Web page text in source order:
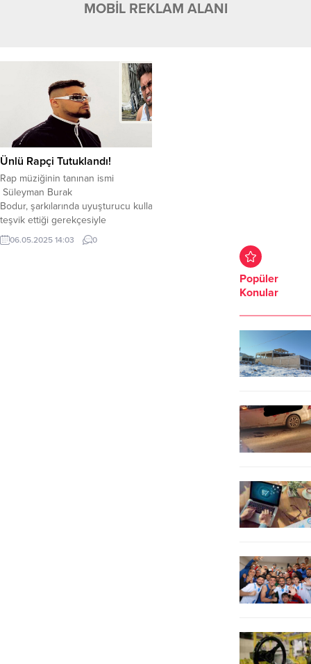
MOBİL REKLAM ALANI
Ünlü Rapçi Tutuklandı!
Rap müziğinin tanınan ismi
Süleyman Burak
Bodur, şarkılarında uyuşturucu kullanımını
teşvik ettiği gerekçesiyle
tutuklandı. Lvbel C5 mahlasını
kullanan Süleyman Burak Bodur,
06.05.2025 14:03 0
Popüler
Konular